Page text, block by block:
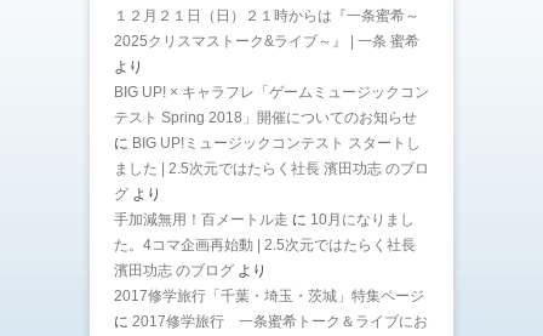
１２月２１日（日）２１時からは『一条蜜希～
2025クリスマストーク&ライブ～』 | 一条 蜜希
より
BIG UP! × キャラフレ「ゲームミュージックコン
テスト Spring 2018」開催についてのお知らせ
に BIG UP!ミュージックコンテスト スタートし
ました | 2.5次元ではたらく社長 濱田功志 のブロ
グ より
手加減無用！百メートル走 に 10月になりまし
た。4コマ企画再始動 | 2.5次元ではたらく社長
濱田功志 のブログ より
2017修学旅行「千葉・埼玉・茨城」特集ページ
に 2017修学旅行 一条蜜希トーク＆ライブにお